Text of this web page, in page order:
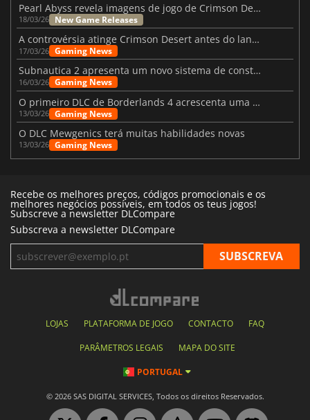
Pearl Abyss revela imagens de jogo de Crimson Desert para a PS5
18/03/26 New Game Releases
A controvérsia atinge Crimson Desert antes do lançamento
17/03/26 Gaming News
Subnautica 2 apresenta um novo sistema de construção de bases
16/03/26 Gaming News
O primeiro DLC de Borderlands 4 acrescenta uma nova personagem e muito mais
13/03/26 Gaming News
O DLC Mewgenics terá muitas habilidades novas
13/03/26 Gaming News
Recebe os melhores preços, códigos promocionais e os
melhores negócios possíveis, em todos os teus jogos!
Subscreve a newsletter DLCompare
Subscreva a newsletter DLCompare
LOJAS PLATAFORMA DE JOGO CONTACTO FAQ
PARÂMETROS LEGAIS MAPA DO SITE
PORTUGAL
© 2026 SAS DIGITAL SERVICES, Todos os direitos Reservados.